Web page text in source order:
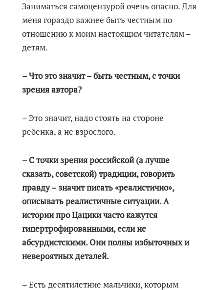
Заниматься самоцензурой очень опасно. Для
меня гораздо важнее быть честным по
отношению к моим настоящим читателям –
детям.
– Что это значит – быть честным, с точки
зрения автора?
– Это значит, надо стоять на стороне
ребенка, а не взрослого.
– С точки зрения российской (а лучше
сказать, советской) традиции, говорить
правду – значит писать «реалистично»,
описывать реалистичные ситуации. А
истории про Цацики часто кажутся
гипертрофированными, если не
абсурдистскими. Они полны избыточных и
невероятных деталей.
– Есть десятилетние мальчики, которым